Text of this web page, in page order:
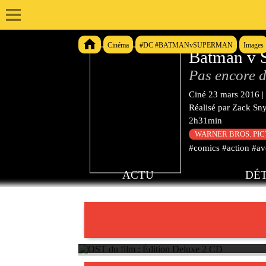
Cinéma #DC #BATMANvSUPERMAN Images
Batman v
Pas encore
Ciné 23 mars 2016 |
Réalisé par Zack
2h31min
WARNER BROS.
#comics #action
ACTU